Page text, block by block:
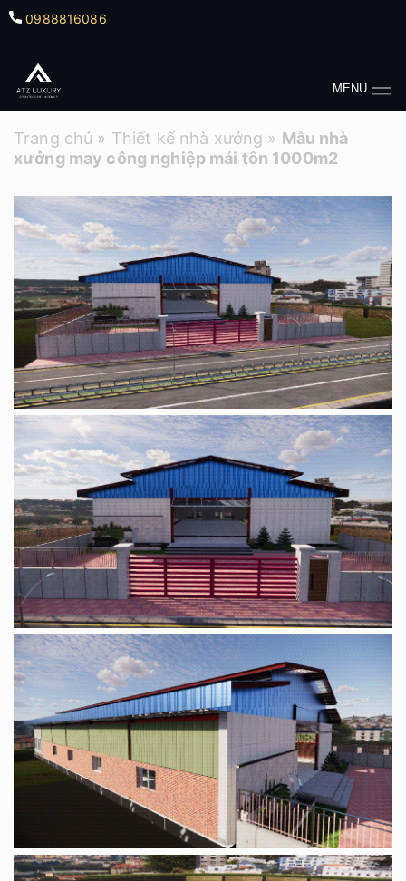
0988816086
MENU
Trang chủ » Thiết kế nhà xưởng » Mẫu nhà
xưởng may công nghiệp mái tôn 1000m2